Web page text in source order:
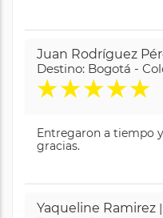
Juan Rodríguez
Destino: Bogotá -
★★★★★
Entregaron a tiempo
gracias.
Yaqueline Ramirez